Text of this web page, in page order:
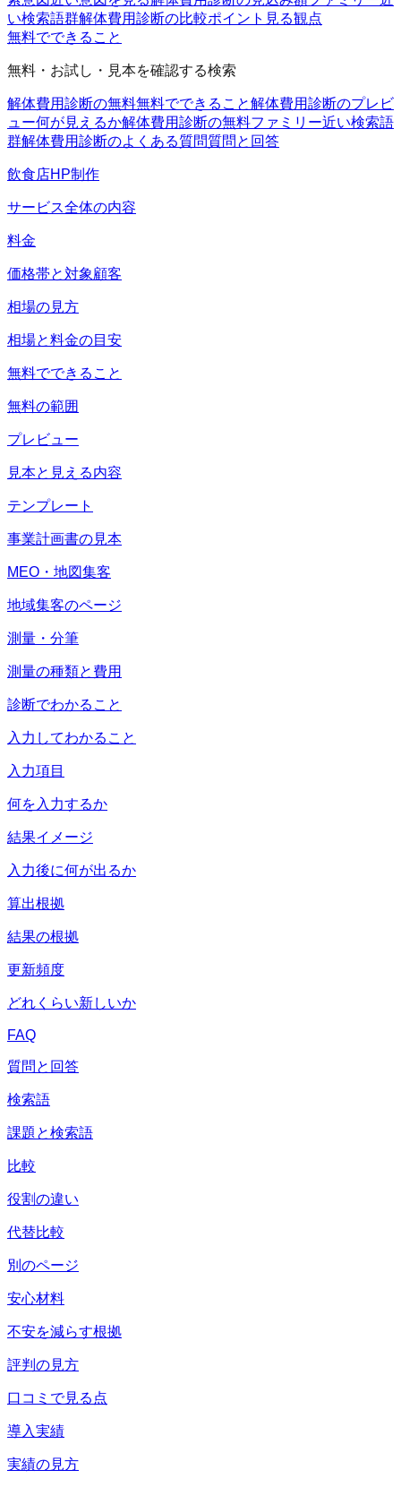
い検索語群解体費用診断の比較ポイント 見る観点
無料でできること
無料・お試し・見本を確認する検索
解体費用診断の無料無料でできること解体費用診断のプレビ
ュー何が見えるか解体費用診断の無料ファミリー近い検索語
群解体費用診断のよくある質問質問と回答
飲食店HP制作
サービス全体の内容
料金
価格帯と対象顧客
相場の見方
相場と料金の目安
無料でできること
無料の範囲
プレビュー
見本と見える内容
テンプレート
事業計画書の見本
MEO・地図集客
地域集客のページ
測量・分筆
測量の種類と費用
診断でわかること
入力してわかること
入力項目
何を入力するか
結果イメージ
入力後に何が出るか
算出根拠
結果の根拠
更新頻度
どれくらい新しいか
FAQ
質問と回答
検索語
課題と検索語
比較
役割の違い
代替比較
別のページ
安心材料
不安を減らす根拠
評判の見方
口コミで見る点
導入実績
実績の見方